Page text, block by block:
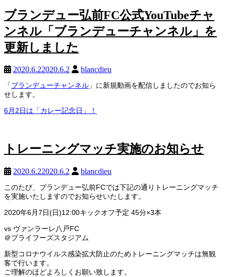
ブランデュー弘前FC公式YouTubeチャ
ンネル「ブランデューチャンネル」を
更新しました
2020.6.22020.6.2 blancdieu
「ブランデューチャンネル 」に新規動画を配信しましたのでお知ら
せします。
6月2日は「カレー記念日」！
トレーニングマッチ実施のお知らせ
2020.6.22020.6.2 blancdieu
このたび、ブランデュー弘前FCでは下記の通りトレーニングマッチ
を実施いたしますのでお知らせいたします。
2020年6月7日(日)12:00キックオフ予定 45分×3本
vs ヴァンラーレ八戸FC
＠プライフーズスタジアム
新型コロナウイルス感染拡大防止のためトレーニングマッチは無観
客で行います。
ご理解のほどよろしくお願い致します。